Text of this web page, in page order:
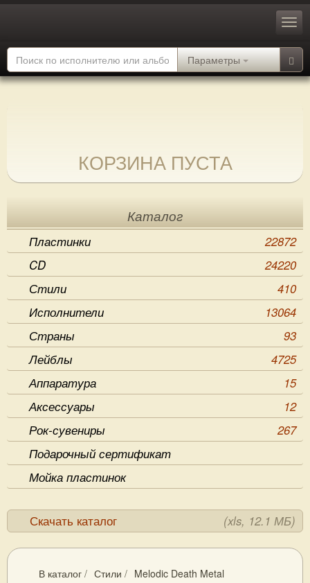
Параметры
КОРЗИНА ПУСТА
Каталог
Пластинки
22872
CD
24220
Стили
410
Исполнители
13064
Страны
93
Лейблы
4725
Аппаратура
15
Аксессуары
12
Рок-сувениры
267
Подарочный сертификат
Мойка пластинок
Скачать каталог (xls, 12.1 МБ)
В каталог / Стили / Melodic Death Metal